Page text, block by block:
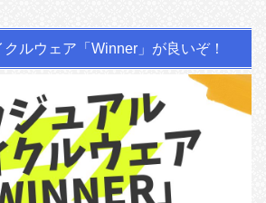
ルウェア「Winner」が良いぞ！